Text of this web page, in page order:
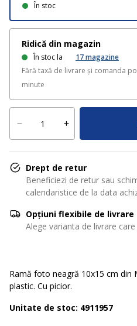
În stoc
Ridică din magazin
În stoc la 17magazine
Fără taxă de livrare și comanda
minute
Drept de retur
Beneficiezi de retur sau
calendaristice de la data
Opțiuni flexibile de livrare
Alege varianta de livrare
Ramă foto neagră 10x15 cm din
plastic. Cu picior.
Unitate de stoc: 4911957